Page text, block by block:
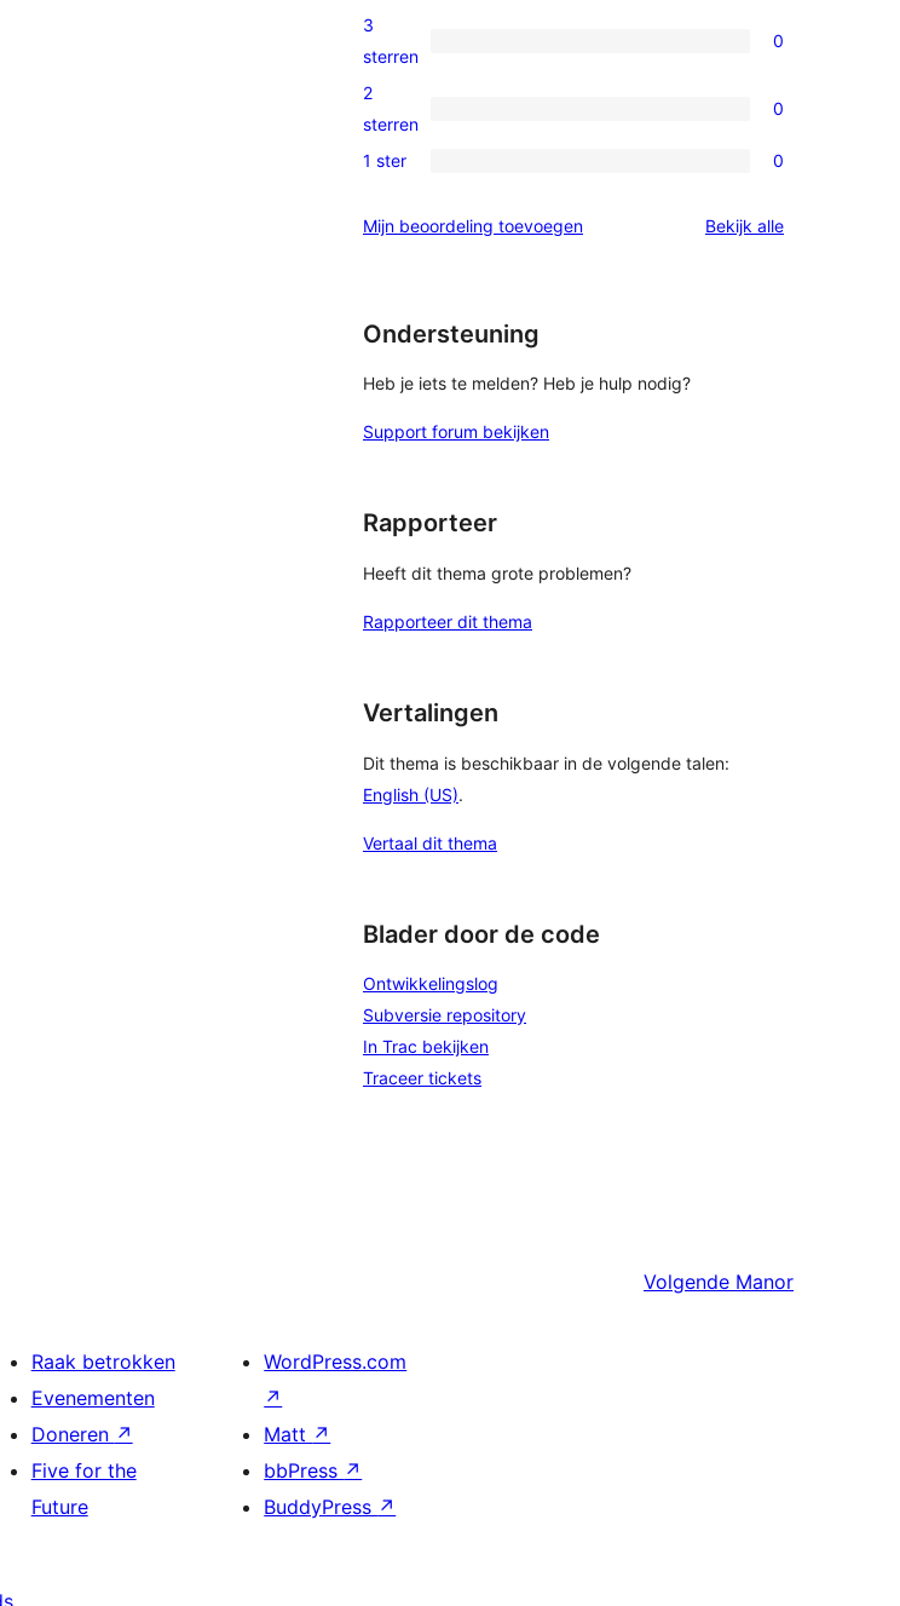
4
sterren
0
3
sterren
3
sterren
0
0
2
beoordelingen
2
sterren
0
0
sterren
1 ster 0
Mijn beoordeling toevoegen Bekijk allebeoordelingen
Ondersteuning
Heb je iets te melden? Heb je hulp nodig?
Support forum bekijken
Rapporteer
Heeft dit thema grote problemen?
Rapporteer dit thema
Vertalingen
Dit thema is beschikbaar in de volgende talen:
English (US).
Vertaal dit thema
Blader door de code
Ontwikkelingslog
Subversie repository
In Trac bekijken
Traceer tickets
Volgende Manor
Raak betrokken
Evenementen
Doneren ↗
Five for the
Future
WordPress.com
↗
Matt ↗
bbPress ↗
BuddyPress ↗